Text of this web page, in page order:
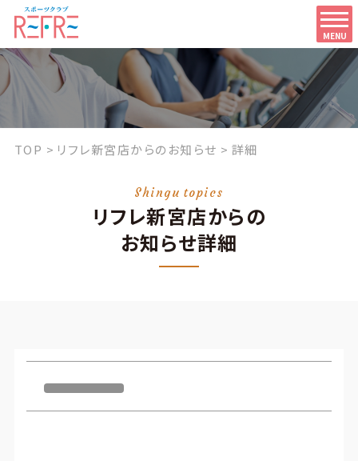
MENU
TOP リフレ新宮店からのお知らせ 詳細
Shingu topics
リフレ新宮店からの
お知らせ詳細